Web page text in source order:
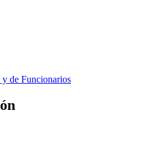
de Funcionarios